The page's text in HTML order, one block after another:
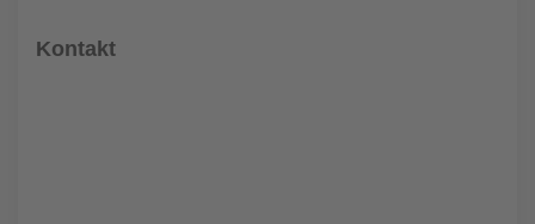
Kontakt